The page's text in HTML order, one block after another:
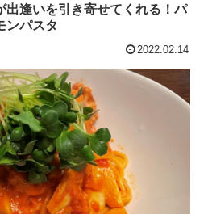
出逢いを引き寄せてくれる！パ
ンパスタ
2022.02.14